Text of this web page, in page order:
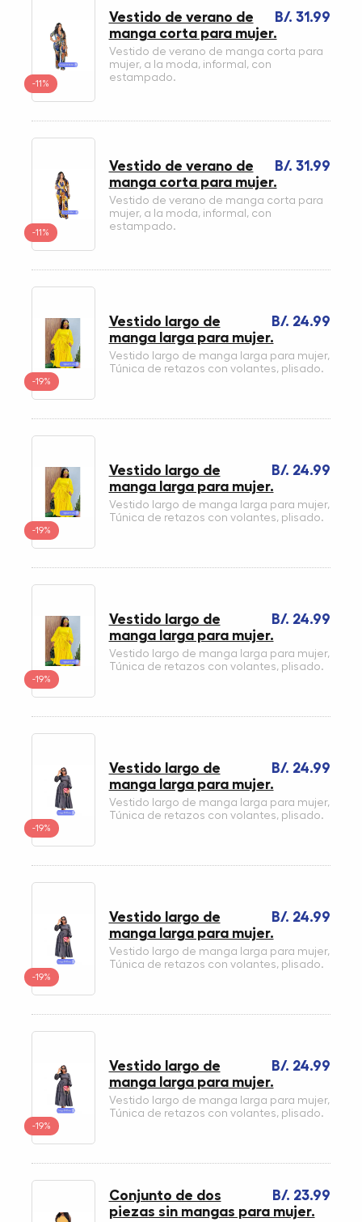
-11%
B/. 31.99
Vestido de verano de
manga corta para mujer.
Vestido de verano de manga corta para
mujer, a la moda, informal, con
estampado.
-11%
B/. 31.99
Vestido de verano de
manga corta para mujer.
Vestido de verano de manga corta para
mujer, a la moda, informal, con
estampado.
-19%
B/. 24.99
Vestido largo de
manga larga para mujer.
Vestido largo de manga larga para mujer,
Túnica de retazos con volantes, plisado.
-19%
B/. 24.99
Vestido largo de
manga larga para mujer.
Vestido largo de manga larga para mujer,
Túnica de retazos con volantes, plisado.
-19%
B/. 24.99
Vestido largo de
manga larga para mujer.
Vestido largo de manga larga para mujer,
Túnica de retazos con volantes, plisado.
-19%
B/. 24.99
Vestido largo de
manga larga para mujer.
Vestido largo de manga larga para mujer,
Túnica de retazos con volantes, plisado.
-19%
B/. 24.99
Vestido largo de
manga larga para mujer.
Vestido largo de manga larga para mujer,
Túnica de retazos con volantes, plisado.
-19%
B/. 24.99
Vestido largo de
manga larga para mujer.
Vestido largo de manga larga para mujer,
Túnica de retazos con volantes, plisado.
B/. 23.99
Conjunto de dos
piezas sin mangas para mujer.